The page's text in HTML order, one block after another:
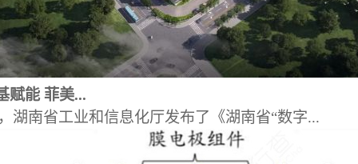
赋能 菲美...
湖南省工业和信息化厅发布了《湖南省“数字...